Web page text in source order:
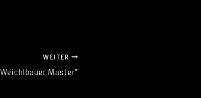
WEITER
Weichlbauer Master*